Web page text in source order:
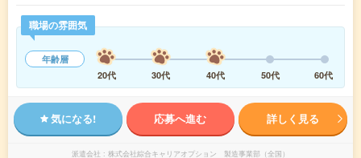
職場の雰囲気
年齢層
20代
30代 40代 50代 60代
気になる! 応募へ進む 詳しく見る
派遣会社 株式会社綜合キャリアオプション 製造事業部（全国）